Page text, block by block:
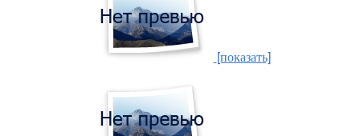
[показать]